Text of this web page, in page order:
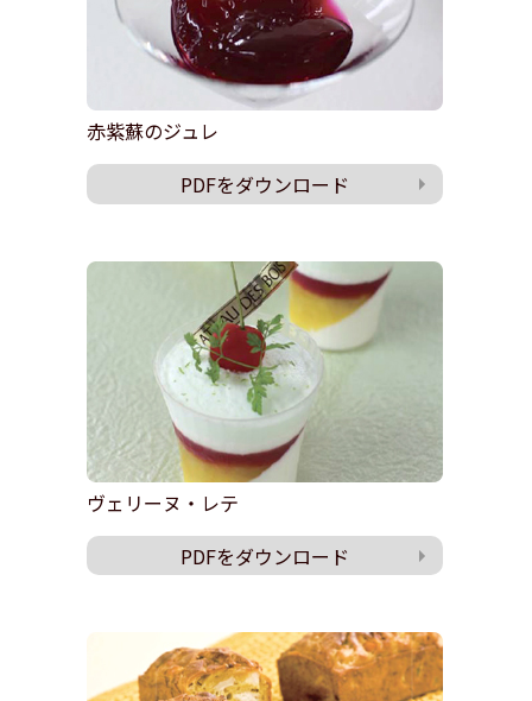
赤紫蘇のジュレ
PDFをダウンロード
ヴェリーヌ・レテ
PDFをダウンロード